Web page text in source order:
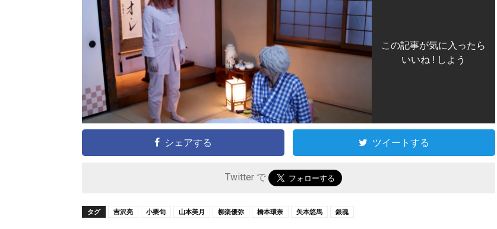
この記事が気に入ったら
いいね ! しよう
シェアする ツイートする
Twitter で
タグ 吉沢亮 小栗旬 山本美月 柳楽優弥 橋本環奈 矢本悠馬 銀魂